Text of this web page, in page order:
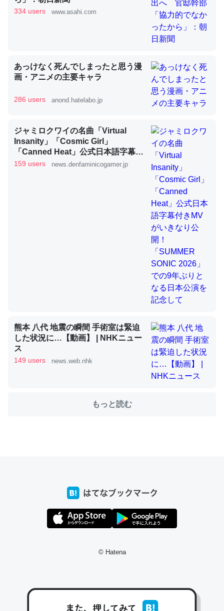
論文では「淡水はカルシウムも酸素も不足してて両方に不
利だから両方が拮抗してるのでは」とあって面白い。海に
いる鋏角類（カブトガニ・ウミグモ）はカルシウムを使わ
ずキチンを強化してる筈だが、酵素が違うのか？
いのか」に関する新仮説
これを元に考えるとカルシウムを大量に使う脊椎動物と貝
類は苦労してるんだな…。腹足類だと殻を無くしてナメク
─ニュース :: 【研究発表】昆虫学の大問題＝「昆虫はなぜ海にいな
ウチもEchoを実家に置いて４年。でたまに覗いてる。ぼ
位置情報を共有してる。電池残量や充電中かが分かるので
これ見て生きてるなって分かる。
─たまにLINEするくらいだった遠方の父67歳と僕。ITツール導入で
コミュニケーションが劇的に変化した｜tayorini by LIFULL介護
コミュニケーションが劇的に変化した｜tayorini by LIFULL介護
私も3年前ぐらいに祖母の家に設置した。ポケットWifiみ
https://toyoshi.hatenablog.com/entry/2019/05/15/1805
334 users www.asahi.com
あっけなく死んでしまったと思う漫
画・アニメの主要キャラ
286 users anond.hatelabo.jp
ジャミロクワイの名曲「Virtual
Insanity」「Cosmic Girl」
「Canned Heat」公式日本語字幕付
きMVがいきなり公開！「SUMMER
159 users news.denfaminicogamer.jp
熊本 八代 地震の瞬間 手術室は緊迫
した状況に…【動画】 | NHKニュー
ス
149 users news.web.nhk
もっと読む
© Hatena